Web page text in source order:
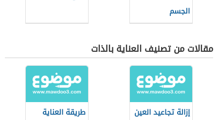
الجسم
مقالات من تصنيف العناية بالذات
إزالة تجاعيد العين
طريقة العناية